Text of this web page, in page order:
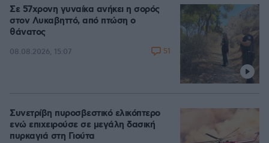
Σε 57χρονη γυναίκα ανήκει η σορός
στον Λυκαβηττό, από πτώση ο
θάνατος
08.08.2026, 15:07 51
Συνετρίβη πυροσβεστικό ελικόπτερο
ενώ επιχειρούσε σε μεγάλη δασική
πυρκαγιά στη Γιούτα